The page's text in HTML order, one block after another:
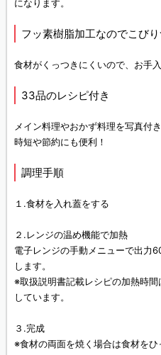
になります。
フッ素樹脂加工なのでこびり
食材がくっつきにくいので、お手
33品のレシピ付き
メイン料理やおかず料理を写真付き
時短や節約にも便利！
調理手順
１.食材を入れ蓋をする
２.レンジの温め機能で加熱
電子レンジの手動メニューで出力
します。
※取扱説明書記載レシピの加熱時
しています。
３.完成
※食材の両面を焼く場合は食材をひ